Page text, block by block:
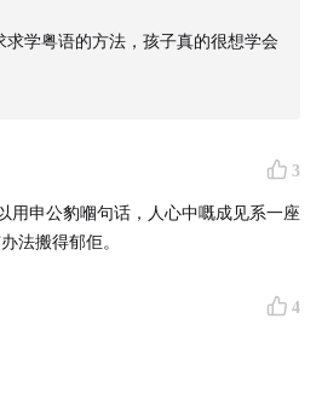
单的课题，对于餐饮经验为 0 的
说在和咩直聊天之前其实想不懂
话让我感受到她那股单纯的闯
味，更是不停挑战自我的无畏之
求学粤语的方法，孩子真的很想学会
3
用申公豹嗰句话，人心中嘅成见系一座
法搬得郁佢。
4